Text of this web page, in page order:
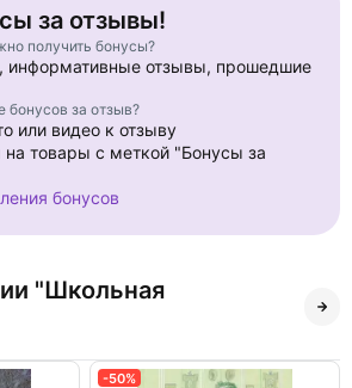
за отзывы!
получить бонусы?
информативные отзывы, прошедшие
бонусов за отзыв?
или видео к отзыву
товары с меткой "Бонусы за
бонусов
"Школьная
-50%